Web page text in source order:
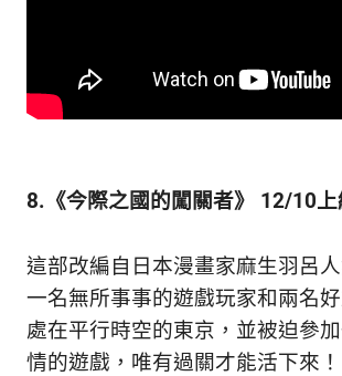
8.《今際之國的闖關者》 12/10上
這部改編自日本漫畫家麻生羽呂
一名無所事事的遊戲玩家和兩名
處在平行時空的東京，並被迫參
情的遊戲，唯有過關才能活下來！